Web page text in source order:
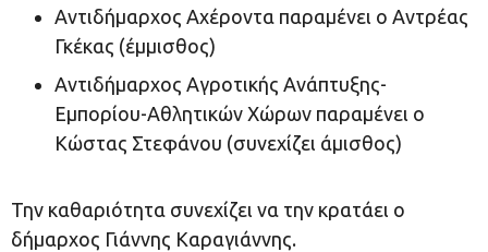
Αντιδήμαρχος Αχέροντα παραμένει ο Αντρέας
Γκέκας (έμμισθος)
Αντιδήμαρχος Αγροτικής Ανάπτυξης-
Εμπορίου-Αθλητικών Χώρων παραμένει ο
Κώστας Στεφάνου (συνεχίζει άμισθος)
Την καθαριότητα συνεχίζει να την κρατάει ο
δήμαρχος Γιάννης Καραγιάννης.